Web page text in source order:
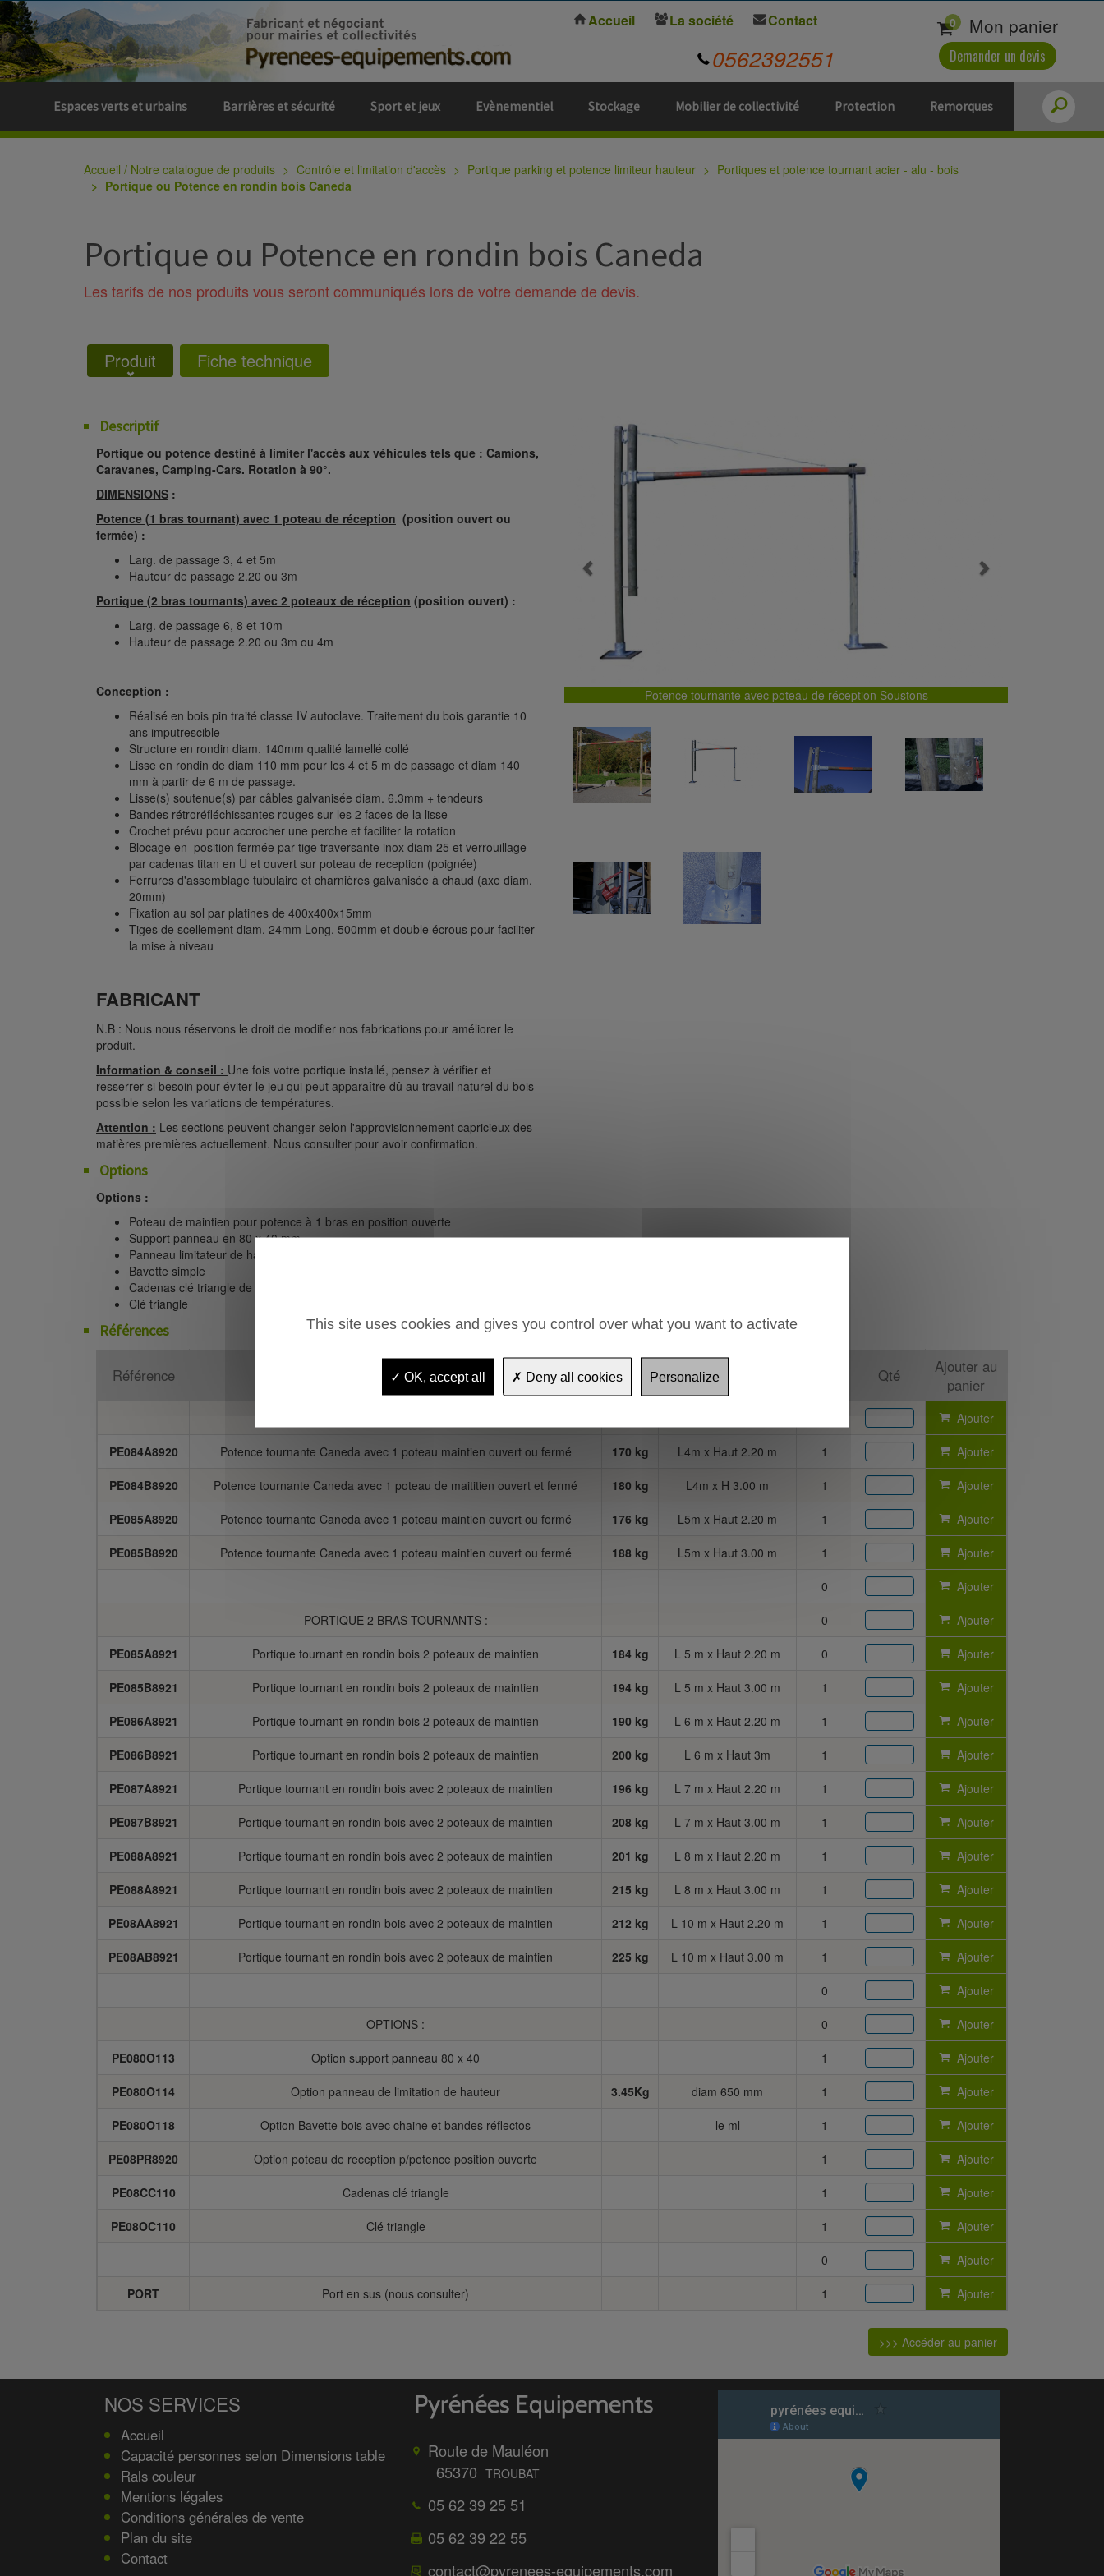
Espaces verts et urbains Barrières et sécurité Sport et jeux Evènementiel Stockage Mobilier de collectivité Protection Remorques
Accueil La société Contact
0562392551
0 Mon panier
Demander un devis
Accueil / Notre catalogue de produits Contrôle et limitation d'accès Portique parking et potence limiteur hauteur
Portiques et potence tournant acier - alu - bois
Portique ou Potence en rondin bois Caneda
Portique ou Potence en rondin bois Caneda
Les tarifs de nos produits vous seront communiqués lors de votre demande de devis.
Produit Fiche technique
Descriptif
Portique ou potence destiné à limiter l'accès aux véhicules tels que : Camions,
Caravanes, Camping-Cars. Rotation à 90°.
DIMENSIONS :
Potence (1 bras tournant) avec 1 poteau de réception (position ouvert ou
fermée) :
Larg. de passage 3, 4 et 5m
Hauteur de passage 2.20 ou 3m
Portique (2 bras tournants) avec 2 poteaux de réception (position ouvert) :
Larg. de passage 6, 8 et 10m
Hauteur de passage 2.20 ou 3m ou 4m
Conception :
Réalisé en bois pin traité classe IV autoclave. Traitement du bois garantie 10
ans imputrescible
Structure en rondin diam. 140mm qualité lamellé collé
Lisse en rondin de diam 110 mm pour les 4 et 5 m de passage et diam 140
mm à partir de 6 m de passage.
Lisse(s) soutenue(s) par câbles galvanisée diam. 6.3mm + tendeurs
Bandes rétroréfléchissantes rouges sur les 2 faces de la lisse
Crochet prévu pour accrocher une perche et faciliter la rotation
Blocage en position fermée par tige traversante inox diam 25 et verrouillage
par cadenas titan en U et ouvert sur poteau de reception (poignée)
Ferrures d'assemblage tubulaire et charnières galvanisée à chaud (axe diam.
20mm)
Fixation au sol par platines de 400x400x15mm
Tiges de scellement diam. 24mm Long. 500mm et double écrous pour faciliter
la mise à niveau
FABRICANT
N.B : Nous nous réservons le droit de modifier nos fabrications pour améliorer le
produit.
Information & conseil : Une fois votre portique installé, pensez à vérifier et
resserrer si besoin pour éviter le jeu qui peut apparaître dû au travail naturel du bois
possible selon les variations de températures.
Attention : Les sections peuvent changer selon l'approvisionnement capricieux des
matières premières actuellement. Nous consulter pour avoir confirmation.
Options
Options :
Poteau de maintien pour potence à 1 bras en position ouverte
Support panneau en 80 x 40 mm
Panneau limitateur de hauteur diam 650 mm
Bavette simple
Cadenas clé triangle de 14
Clé triangle
Potence tournante avec poteau de réception Soustons
Références
Référence Désignation Poids Dimensions Qté
Ajouter au
panier
Ajouter
PE084A8920 Potence tournante Caneda avec 1 poteau maintien ouvert ou fermé 170 kg L4m x Haut 2.20 m 1 Ajouter
PE084B8920 Potence tournante Caneda avec 1 poteau de maititien ouvert et fermé 180 kg L4m x H 3.00 m 1 Ajouter
PE085A8920 Potence tournante Caneda avec 1 poteau maintien ouvert ou fermé 176 kg L5m x Haut 2.20 m 1 Ajouter
PE085B8920 Potence tournante Caneda avec 1 poteau maintien ouvert ou fermé 188 kg L5m x Haut 3.00 m 1 Ajouter
0 Ajouter
PORTIQUE 2 BRAS TOURNANTS : 0 Ajouter
PE085A8921 Portique tournant en rondin bois 2 poteaux de maintien 184 kg L 5 m x Haut 2.20 m 0 Ajouter
PE085B8921 Portique tournant en rondin bois 2 poteaux de maintien 194 kg L 5 m x Haut 3.00 m 1 Ajouter
PE086A8921 Portique tournant en rondin bois 2 poteaux de maintien 190 kg L 6 m x Haut 2.20 m 1 Ajouter
PE086B8921 Portique tournant en rondin bois 2 poteaux de maintien 200 kg L 6 m x Haut 3m 1 Ajouter
PE087A8921 Portique tournant en rondin bois avec 2 poteaux de maintien 196 kg L 7 m x Haut 2.20 m 1 Ajouter
PE087B8921 Portique tournant en rondin bois avec 2 poteaux de maintien 208 kg L 7 m x Haut 3.00 m 1 Ajouter
PE088A8921 Portique tournant en rondin bois avec 2 poteaux de maintien 201 kg L 8 m x Haut 2.20 m 1 Ajouter
PE088A8921 Portique tournant en rondin bois avec 2 poteaux de maintien 215 kg L 8 m x Haut 3.00 m 1 Ajouter
PE08AA8921 Portique tournant en rondin bois avec 2 poteaux de maintien 212 kg L 10 m x Haut 2.20 m 1 Ajouter
PE08AB8921 Portique tournant en rondin bois avec 2 poteaux de maintien 225 kg L 10 m x Haut 3.00 m 1 Ajouter
0 Ajouter
OPTIONS : 0 Ajouter
PE080O113 Option support panneau 80 x 40 1 Ajouter
PE080O114 Option panneau de limitation de hauteur 3.45Kg diam 650 mm 1 Ajouter
PE080O118 Option Bavette bois avec chaine et bandes réflectos le ml 1 Ajouter
PE08PR8920 Option poteau de reception p/potence position ouverte 1 Ajouter
PE08CC110 Cadenas clé triangle 1 Ajouter
PE08OC110 Clé triangle 1 Ajouter
0 Ajouter
PORT Port en sus (nous consulter) 1 Ajouter
>>> Accéder au panier
Route de Mauléon
65370 TROUBAT
05 62 39 25 51
05 62 39 22 55
contact@pyrenees-equipements.com
NOS SERVICES
Accueil
Capacité personnes selon Dimensions table
Rals couleur
Mentions légales
Conditions générales de vente
Plan du site
Contact
This site uses cookies and gives you control over what you want to activate
OK, accept all Deny all cookies Personalize